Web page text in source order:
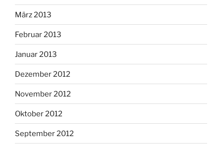
März 2013
Februar 2013
Januar 2013
Dezember 2012
November 2012
Oktober 2012
September 2012